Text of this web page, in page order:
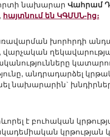
նախարար Վահրամ
հայտնում են ԿԳՄՍՆ-ից։
խորհրդի
անդրադարձել
նախարարին`
է բուհական
կրթության